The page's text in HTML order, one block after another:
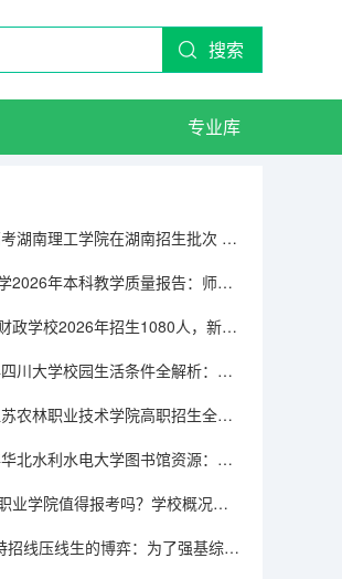
搜索
专业库
2025高考湖南理工学院在湖南招生批次 有哪些专业？
济南大学2026年本科教学质量报告：师生比、课程满意度与毕业率
武汉市财政学校2026年招生1080人，新增人工智能技术与应用、无人机3+2专业
2026年四川大学校园生活条件全解析：宿舍、食堂、交通与周边配套
2026江苏农林职业技术学院高职招生全知道：分数线、费用、就业方向
2026年华北水利水电大学图书馆资源：馆藏量、开放时间与研究支持
黑龙江职业学院值得报考吗？学校概况、实训设施与录取线分析
525分特招线压线生的博弈：为了强基综评牺牲专业值不值